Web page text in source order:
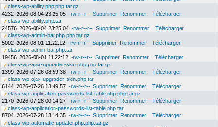
class-wp-ability.php.php.tar.gz
4232 2026-08-04 23:25:05 -rw-r--r-- Supprimer Renommer
Télécharger
class-wp-ability.php.tar
24576 2026-08-04 23:25:04 -rw-r--r-- Supprimer Renommer
Télécharger
class-wp-admin-bar.php.php.tar.gz
5002 2026-08-01 11:22:12 -rw-r--r-- Supprimer Renommer
Télécharger
class-wp-admin-bar.php.tar
19456 2026-08-01 11:22:12 -rw-r--r-- Supprimer Renommer
Télécharger
class-wp-ajax-upgrader-skin.php.php.tar.gz
1399 2026-07-26 08:59:38 -rw-r--r-- Supprimer Renommer
Télécharger
class-wp-ajax-upgrader-skin.php.tar
6144 2026-07-26 13:49:57 -rw-r--r-- Supprimer Renommer
Télécharger
class-wp-application-passwords-list-table.php.php.tar.gz
2170 2026-07-28 00:14:27 -rw-r--r-- Supprimer Renommer
Télécharger
class-wp-application-passwords-list-table.php.tar
8704 2026-07-28 13:14:35 -rw-r--r-- Supprimer Renommer
Télécharger
class-wp-automatic-updater.php.php.tar.gz